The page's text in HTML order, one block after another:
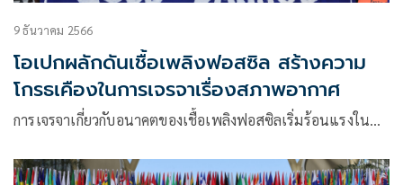
9 ธันวาคม 2566
โอเปกผลักดันเชื้อเพลิงฟอสซิล สร้างความ
โกรธเคืองในการเจรจาเรื่องสภาพอากาศ
การเจรจาเกี่ยวกับอนาคตของเชื้อเพลิงฟอสซิลเริ่มร้อนแรงใน…